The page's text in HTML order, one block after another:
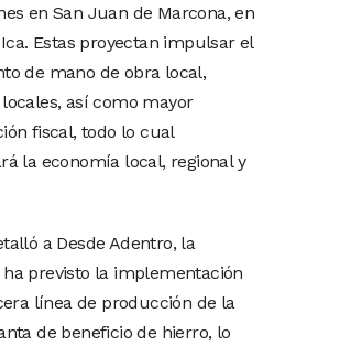
en San Juan de Marcona, en
Estas proyectan impulsar el
de mano de obra local,
así como mayor
fiscal, todo lo cual
la economía local, regional y
a Desde Adentro, la
previsto la implementación
línea de producción de la
de beneficio de hierro, lo